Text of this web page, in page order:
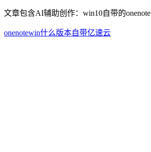
文章包含AI辅助创作：win10自带的
onenotewin什么版本自带亿速云